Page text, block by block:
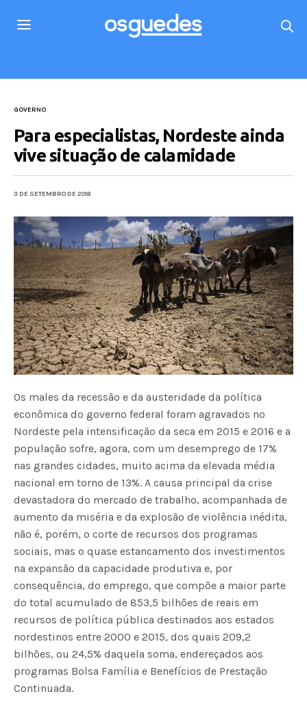
GOVERNO
Para especialistas, Nordeste ainda
vive situação de calamidade
3 DE SETEMBRO DE 2018
Os males da recessão e da austeridade da política
econômica do governo federal foram agravados no
Nordeste pela intensificação da seca em 2015 e 2016 e a
população sofre, agora, com um desemprego de 17%
nas grandes cidades, muito acima da elevada média
nacional em torno de 13%. A causa principal da crise
devastadora do mercado de trabalho, acompanhada de
aumento da miséria e da explosão de violência inédita,
não é, porém, o corte de recursos dos programas
sociais, mas o quase estancamento dos investimentos
na expansão da capacidade produtiva e, por
consequência, do emprego, que compõe a maior parte
do total acumulado de 853,5 bilhões de reais em
recursos de política pública destinados aos estados
nordestinos entre 2000 e 2015, dos quais 209,2
bilhões, ou 24,5% daquela soma, endereçados aos
programas Bolsa Família e Benefícios de Prestação
Continuada.